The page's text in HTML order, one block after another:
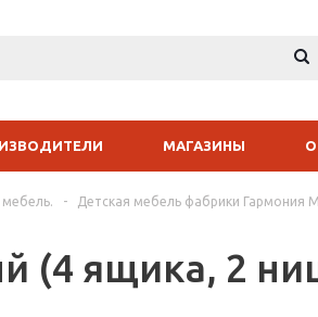
МАГАЗИНЫ
- Детская мебель фабрики Гармония
(4 ящика, 2